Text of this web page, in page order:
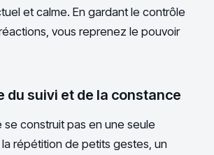
et calme. En gardant le contrôle
vous reprenez le pouvoir
du suivi et de la constance
se construit pas en une seule
la répétition de petits gestes, un